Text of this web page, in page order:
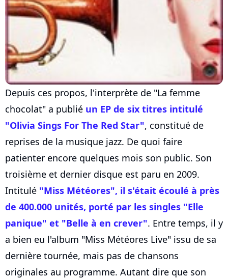
Depuis ces propos, l'interprète de "La femme
chocolat" a publié un EP de six titres intitulé
"Olivia Sings For The Red Star", constitué de
reprises de la musique jazz. De quoi faire
patienter encore quelques mois son public. Son
troisième et dernier disque est paru en 2009.
Intitulé "Miss Météores", il s'était écoulé à près
de 400.000 unités, porté par les singles "Elle
panique" et "Belle à en crever". Entre temps, il y
a bien eu l'album "Miss Météores Live" issu de sa
dernière tournée, mais pas de chansons
originales au programme. Autant dire que son